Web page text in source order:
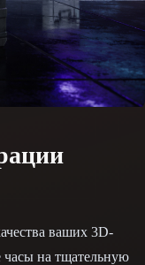
Stylized
ваших 3D-
часы на тщательную